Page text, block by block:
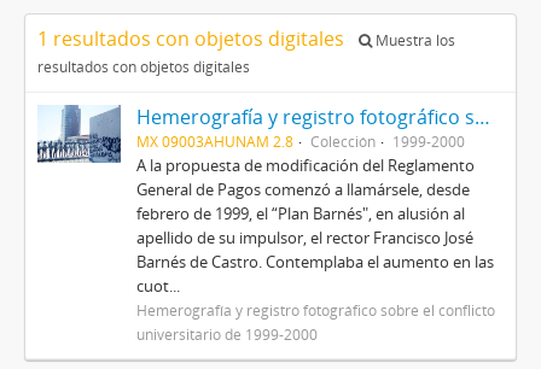
1 resultados con objetos digitales
Muestra los
resultados con objetos digitales
Hemerografía y registro fotográfico sobre el conflicto universitario de 1999-2000
MX 09003AHUNAM 2.8 Colección 1999-2000
A la propuesta de modificación del Reglamento
General de Pagos comenzó a llamársele, desde
febrero de 1999, el “Plan Barnés", en alusión al
apellido de su impulsor, el rector Francisco José
Barnés de Castro. Contemplaba el aumento en las
cuot...
Hemerografía y registro fotográfico sobre el conflicto
universitario de 1999-2000